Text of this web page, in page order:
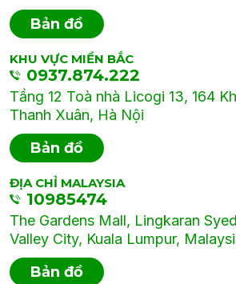
Bản đồ
KHU VỰC MIỀN BẮC
0937.874.222
Tầng 12 Toà nhà Licogi 13, 164
Thanh Xuân, Hà Nội
Bản đồ
ĐỊA CHỈ MALAYSIA
10985474
The Gardens Mall, Lingkaran
Valley City, Kuala Lumpur,
Bản đồ